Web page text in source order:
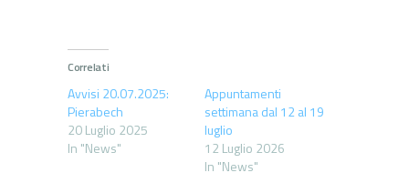
Correlati
Avvisi 20.07.2025:
Pierabech
20 Luglio 2025
In "News"
Appuntamenti
settimana dal 12 al 19
luglio
12 Luglio 2026
In "News"